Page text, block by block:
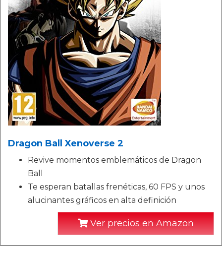
Dragon Ball Xenoverse 2
Revive momentos emblemáticos de Dragon
Ball
Te esperan batallas frenéticas, 60 FPS y unos
alucinantes gráficos en alta definición
Ver precios en Amazon